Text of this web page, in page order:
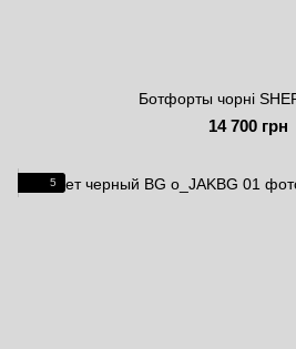
Ботфорты чорні
14 700 грн
5